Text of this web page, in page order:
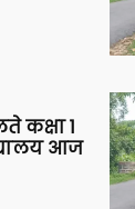
कक्षा 1
आज